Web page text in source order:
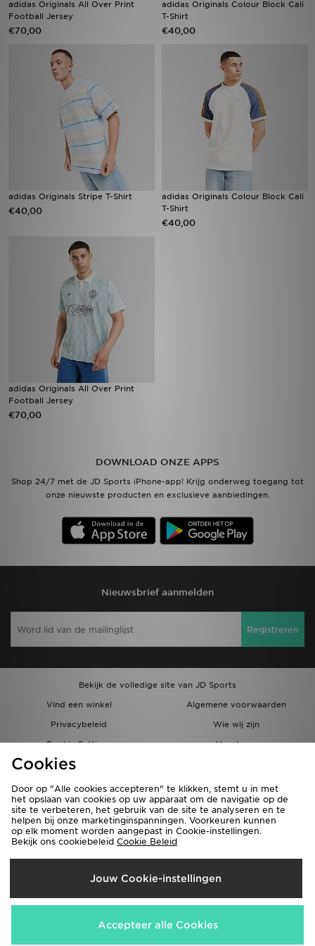
adidas Originals All Over Print
Football Jersey
€70,00
adidas Originals Colour Block Cali
T-Shirt
€40,00
adidas Originals Stripe T-Shirt
€40,00
adidas Originals Colour Block Cali
T-Shirt
€40,00
adidas Originals All Over Print
Football Jersey
€70,00
DOWNLOAD ONZE APPS
Shop 24/7 met de JD Sports iPhone-app! Krijg onderweg toegang tot
onze nieuwste producten en exclusieve aanbiedingen.
Nieuwsbrief aanmelden
Registreren
Bekijk de volledige site van JD Sports
Vind een winkel
Algemene voorwaarden
Privacybeleid
Wie wij zijn
Cookie Settings
Vacatures
Bestellingen en Levering
Verzenden Naar
België
Wij accepteren de volgende betaalmethoden
Vind een winkel
Bestelling traceren
Klantenservice
Download de app
Wie wij zijn
Cookies
Door op "Alle cookies accepteren" te klikken, stemt u in met
het opslaan van cookies op uw apparaat om de navigatie op de
site te verbeteren, het gebruik van de site te analyseren en te
helpen bij onze marketinginspanningen. Voorkeuren kunnen
op elk moment worden aangepast in Cookie-instellingen.
Bekijk ons cookiebeleid Cookie Beleid
Jouw Cookie-instellingen
Accepteer alle Cookies